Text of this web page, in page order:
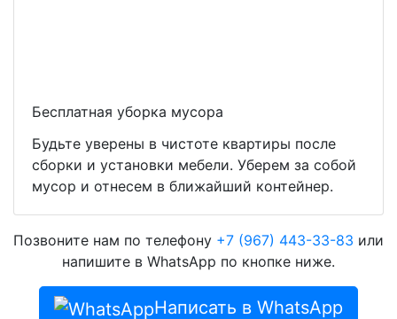
Бесплатная уборка мусора
Будьте уверены в чистоте квартиры после
сборки и установки мебели. Уберем за собой
мусор и отнесем в ближайший контейнер.
Позвоните нам по телефону +7 (967) 443-33-83 или
напишите в WhatsApp по кнопке ниже.
Написать в WhatsApp